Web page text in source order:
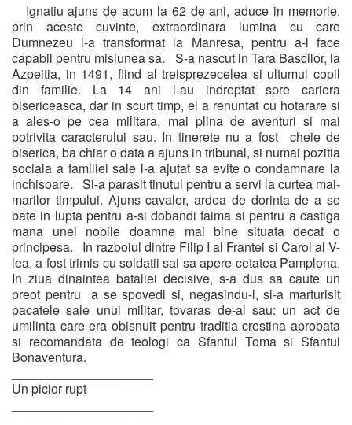
Ignatiu ajuns de acum la 62 de ani, aduce in memorie,
prin aceste cuvinte, extraordinara lumina cu care
Dumnezeu l-a transformat la Manresa, pentru a-l face
capabil pentru misiunea sa. S-a nascut in Tara Bascilor, la
Azpeitia, in 1491, fiind al treisprezecelea si ultumul copil
din familie. La 14 ani l-au indreptat spre cariera
bisericeasca, dar in scurt timp, el a renuntat cu hotarare si
a ales-o pe cea militara, mai plina de aventuri si mai
potrivita caracterului sau. In tinerete nu a fost cheie de
biserica, ba chiar o data a ajuns in tribunal, si numai pozitia
sociala a familiei sale l-a ajutat sa evite o condamnare la
inchisoare. Si-a parasit tinutul pentru a servi la curtea mai-
marilor timpului. Ajuns cavaler, ardea de dorinta de a se
bate in lupta pentru a-si dobandi faima si pentru a castiga
mana unei nobile doamne mai bine situata decat o
principesa. In razboiul dintre Filip I al Frantei si Carol al V-
lea, a fost trimis cu soldatii sai sa apere cetatea Pamplona.
In ziua dinaintea bataliei decisive, s-a dus sa caute un
preot pentru a se spovedi si, negasindu-l, si-a marturisit
pacatele sale unui militar, tovaras de-al sau: un act de
umilinta care era obisnuit pentru traditia crestina aprobata
si recomandata de teologi ca Sfantul Toma si Sfantul
Bonaventura.
Un picior rupt